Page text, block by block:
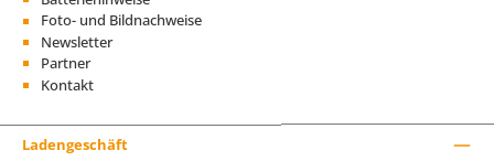
Foto- und Bildnachweise
Newsletter
Partner
Kontakt
Ladengeschäft